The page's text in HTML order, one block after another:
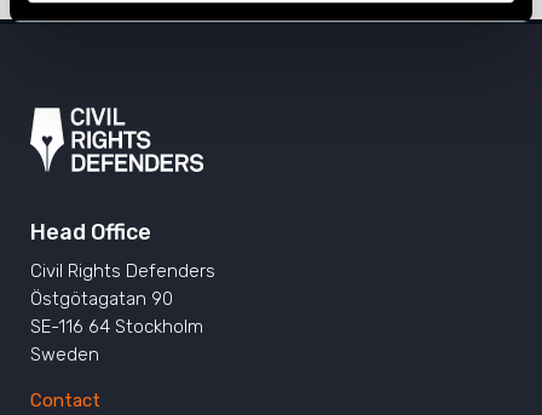
Head Office
Civil Rights Defenders
Östgötagatan 90
SE-116 64 Stockholm
Sweden
Contact